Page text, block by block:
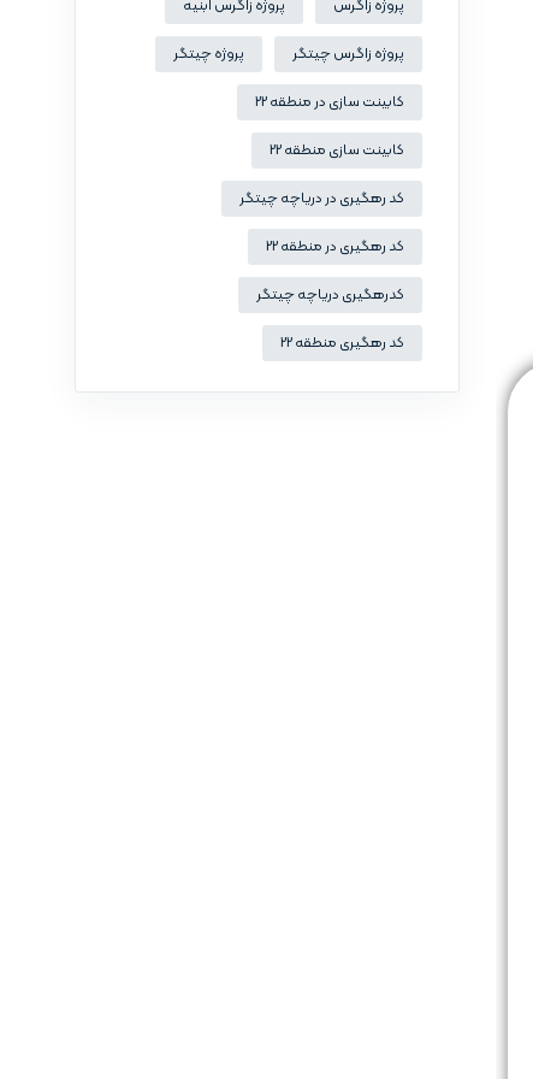
پروژه زاگرس پروژه زاگرس ابنیه
پروژه زاگرس چیتگر پروژه چیتگر
کابینت سازی در منطقه 22
کابینت سازی منطقه 22
کد رهگیری در دریاچه چیتگر
کد رهگیری در منطقه 22
کدرهگیری دریاچه چیتگر
کد رهگیری منطقه 22